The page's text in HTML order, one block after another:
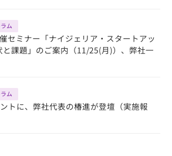
ム
セミナー「ナイジェリア・スタートアッ
課題」のご案内（11/25(月)）、弊社一
ム
トに、弊社代表の椿進が登壇（実施報